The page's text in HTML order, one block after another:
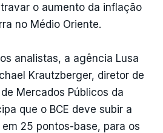
o aumento da inflação
no Médio Oriente.
analistas, a agência Lusa
Krautzberger, diretor de
Mercados Públicos da
que o BCE deve subir a
25 pontos-base, para os